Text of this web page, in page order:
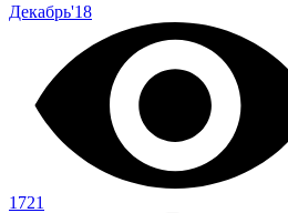
Декабрь'18
1721